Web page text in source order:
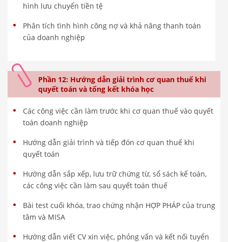
hình lưu chuyển tiền tệ
Phân tích tình hình công nợ và khả năng thanh toán
của doanh nghiệp
Phần 12: Hướng dẫn giải trình cơ quan thuế khi
quyết toán và tổng kết khóa học
Các công việc cần làm trước khi cơ quan thuế vào quyết
toán doanh nghiệp
Hướng dẫn giải trình và tiếp đón cơ quan thuế khi
quyết toán
Hướng dẫn sắp xếp, lưu trữ chứng từ, sổ sách kế toán,
các công việc cần làm sau quyết toán thuế
Bài test cuối khóa, trao chứng nhận HỢP PHÁP của trung
tâm và MISA
Hướng dẫn viết CV xin việc, phỏng vấn và kết nối tuyển